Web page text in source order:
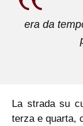
era da
La strada su
terza e quarta,